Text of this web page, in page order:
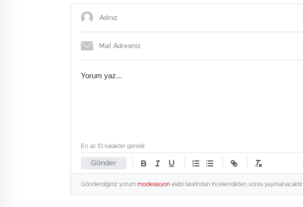
Gönder
En az 10 karakter gerekli
Gönderdiğiniz yorum moderasyon ekibi tarafından incelendikten sonra yayınlanacaktır.